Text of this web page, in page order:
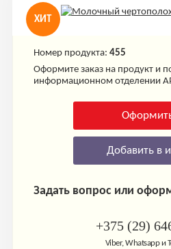
ХИТ
Номер продукта: 455
Оформите заказ на продукт и
информационном отделении
Добавить в
Задать вопрос или
+375 (29)
Viber, Whatsapp и